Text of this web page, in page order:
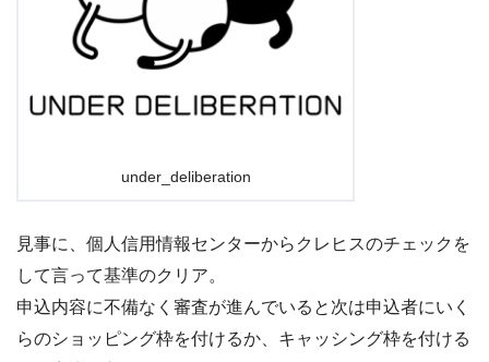
under_deliberation
見事に、個人信用情報センターからクレヒスのチェックを
して言って基準のクリア。
申込内容に不備なく審査が進んでいると次は申込者にいく
らのショッピング枠を付けるか、キャッシング枠を付ける